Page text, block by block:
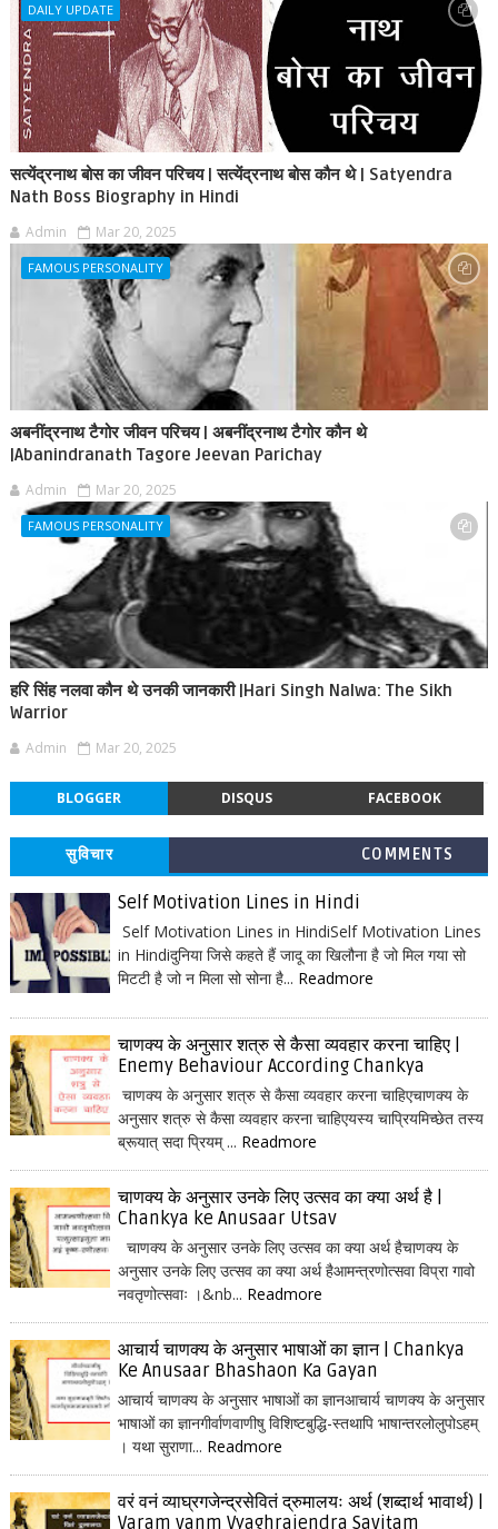
DAILY UPDATE
सत्येंद्रनाथ बोस का जीवन परिचय | सत्येंद्रनाथ बोस कौन थे | Satyendra
Nath Boss Biography in Hindi
Admin Mar 20, 2025
FAMOUS PERSONALITY
अबनींद्रनाथ टैगोर जीवन परिचय | अबनींद्रनाथ टैगोर कौन थे
|Abanindranath Tagore Jeevan Parichay
Admin Mar 20, 2025
FAMOUS PERSONALITY
हरि सिंह नलवा कौन थे उनकी जानकारी |Hari Singh Nalwa: The Sikh
Warrior
Admin Mar 20, 2025
BLOGGER DISQUS FACEBOOK
सुविचार COMMENTS
Self Motivation Lines in Hindi
Self Motivation Lines in HindiSelf Motivation Lines
in Hindiदुनिया जिसे कहते हैं जादू का खिलौना है जो मिल गया सो
मिटटी है जो न मिला सो सोना है... Readmore
चाणक्य के अनुसार शत्रु से कैसा व्यवहार करना चाहिए |
Enemy Behaviour According Chankya
चाणक्य के अनुसार शत्रु से कैसा व्यवहार करना चाहिएचाणक्य के
अनुसार शत्रु से कैसा व्यवहार करना चाहिएयस्य चाप्रियमिच्छेत तस्य
ब्रूयात् सदा प्रियम् ... Readmore
चाणक्य के अनुसार उनके लिए उत्सव का क्या अर्थ है |
Chankya ke Anusaar Utsav
चाणक्य के अनुसार उनके लिए उत्सव का क्या अर्थ हैचाणक्य के
अनुसार उनके लिए उत्सव का क्या अर्थ हैआमन्त्रणोत्सवा विप्रा गावो
नवतृणोत्सवाः ।&nb... Readmore
आचार्य चाणक्य के अनुसार भाषाओं का ज्ञान | Chankya
Ke Anusaar Bhashaon Ka Gayan
आचार्य चाणक्य के अनुसार भाषाओं का ज्ञानआचार्य चाणक्य के अनुसार
भाषाओं का ज्ञानगीर्वाणवाणीषु विशिष्टबुद्धि-स्तथापि भाषान्तरलोलुपोऽहम्
। यथा सुराणा... Readmore
वरं वनं व्याघ्रगजेन्द्रसेवितं द्रुमालयः अर्थ (शब्दार्थ भावार्थ) |
Varam vanm Vyaghrajendra Savitam